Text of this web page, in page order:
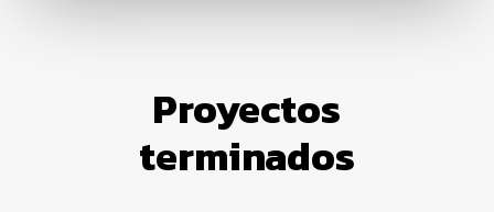
Proyectos
terminados